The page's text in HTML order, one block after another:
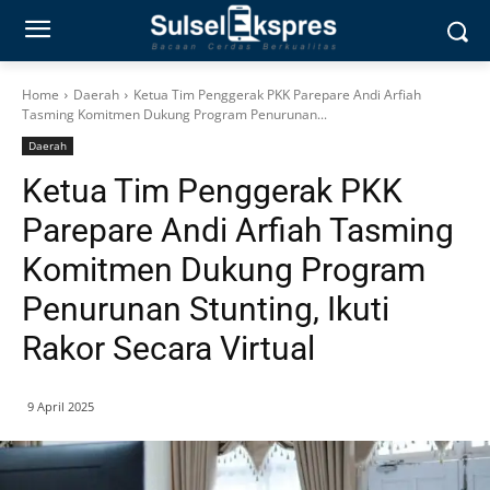
Home Daerah
Ketua Tim Penggerak PKK Parepare Andi Arfiah
Tasming Komitmen Dukung Program Penurunan...
Daerah
Ketua Tim Penggerak PKK
Parepare Andi Arfiah Tasming
Komitmen Dukung Program
Penurunan Stunting, Ikuti
Rakor Secara Virtual
9 April 2025